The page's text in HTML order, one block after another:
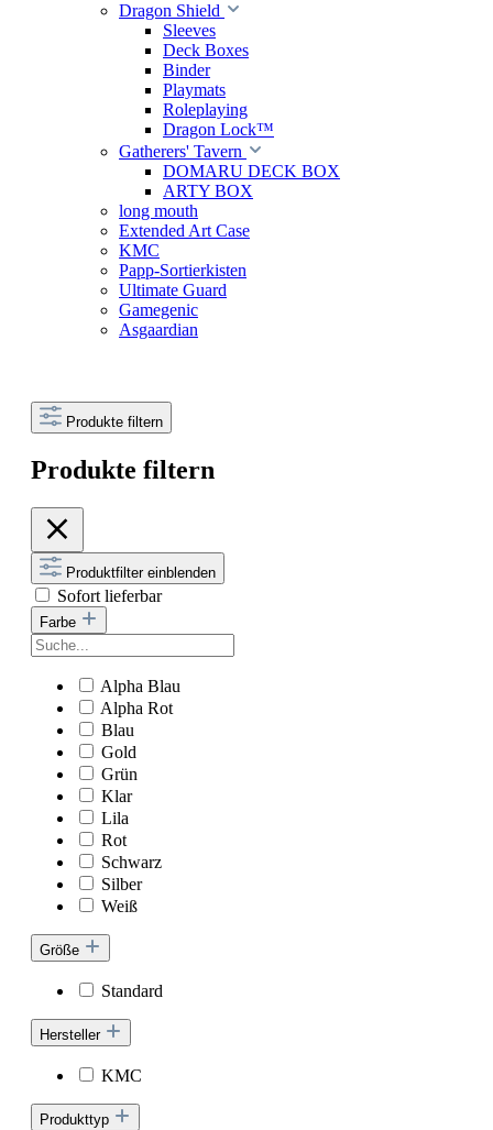
Dragon Shield
Sleeves
Deck Boxes
Binder
Playmats
Roleplaying
Dragon Lock™
Gatherers' Tavern
DOMARU DECK BOX
ARTY BOX
long mouth
Extended Art Case
KMC
Papp-Sortierkisten
Ultimate Guard
Gamegenic
Asgaardian
Produkte filtern
Produkte filtern
Produktfilter einblenden
Sofort lieferbar
Farbe
Alpha Blau
Alpha Rot
Blau
Gold
Grün
Klar
Lila
Rot
Schwarz
Silber
Weiß
Größe
Standard
Hersteller
KMC
Produkttyp